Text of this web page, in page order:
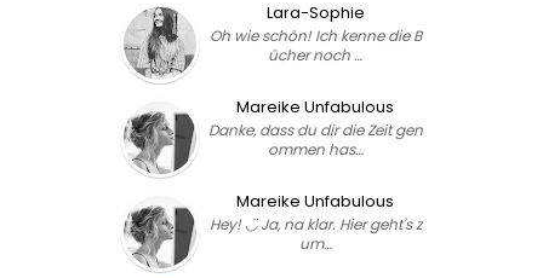
Lara-Sophie
Oh wie schön! Ich kenne die B
ücher noch …
Mareike Unfabulous
Danke, dass du dir die Zeit gen
ommen has…
Mareike Unfabulous
Hey! ◡̈ Ja, na klar. Hier geht's z
um…